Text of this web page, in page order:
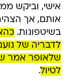
אישי, וביקש
אותם, אך
בשיטפונות.
לדבריה של
שלאופר אמר
לטיול.